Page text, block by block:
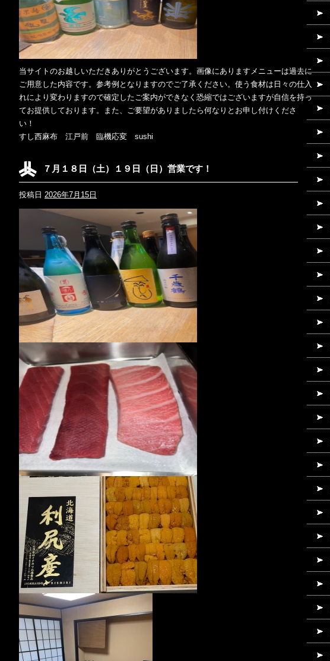
当サイトのお越しいただきありがとうございます。画像にありますメニューは過去に
ご用意した内容です。参考例となりますのでご了承ください。使う食材は日々の仕入
れにより変わりますので確定したご案内ができなく恐縮ではございますが自信を持っ
てお提供しております。また、ご要望がありましたら何なりとお申し付けくださ
い！
すし西麻布 江戸前 臨機応変 sushi
７月１８日（土）１９日（日）営業です！
投稿日 2026年7月15日